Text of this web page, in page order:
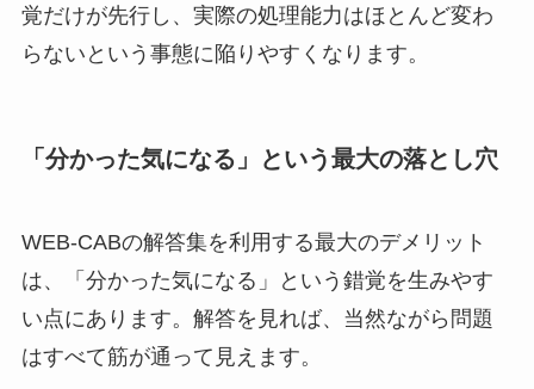
覚だけが先行し、実際の処理能力はほとんど変わ
らないという事態に陥りやすくなります。
「分かった気になる」という最大の落とし穴
WEB-CABの解答集を利用する最大のデメリット
は、「分かった気になる」という錯覚を生みやす
い点にあります。解答を見れば、当然ながら問題
はすべて筋が通って見えます。